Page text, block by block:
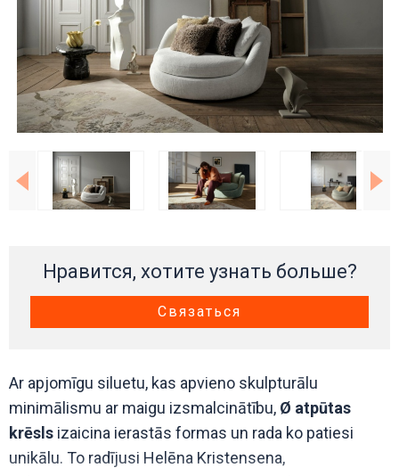
Нравится, хотите узнать больше?
Связаться
Ar apjomīgu siluetu, kas apvieno skulpturālu
minimālismu ar maigu izsmalcinātību, Ø atpūtas
krēsls izaicina ierastās formas un rada ko patiesi
unikālu. To radījusi Helēna Kristensena,